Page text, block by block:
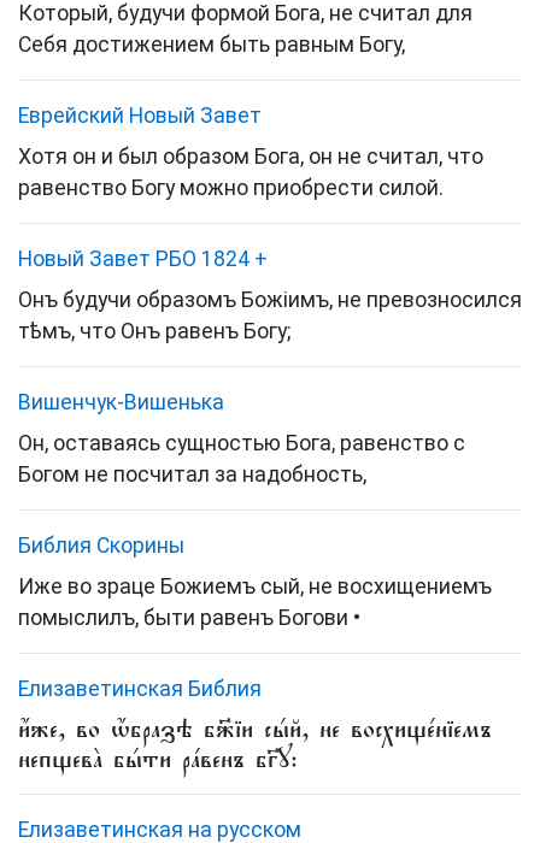
Который, будучи формой Бога, не считал для
Себя достижением быть равным Богу,
Еврейский Новый Завет
Хотя он и был образом Бога, он не считал, что
равенство Богу можно приобрести силой.
Новый Завет РБО 1824 +
Онъ будучи образомъ Божіимъ, не превозносился
тѣмъ, что Онъ равенъ Богу;
Вишенчук-Вишенька
Он, оставаясь сущностью Бога, равенство с
Богом не посчитал за надобность,
Библия Скорины
Иже во зраце Божиемъ сый, не восхищениемъ
помыслилъ, быти равенъ Богови •
Елизаветинская Библия
и҆́же, во ѡ҆́бразѣ бж҃їи сы́й, не восхище́нїемъ
непщева̀ бы́ти ра́венъ бг҃ꙋ:
Елизаветинская на русском